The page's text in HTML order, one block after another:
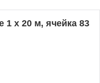
1 x 20 м, ячейка 83